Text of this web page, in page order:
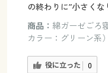
の終わりに”小さくな
商品： 綿ガーゼごろ
カラー：グリーン系）
役に立った 0